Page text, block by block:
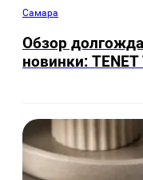
Самара
Обзор
новинки: TENET